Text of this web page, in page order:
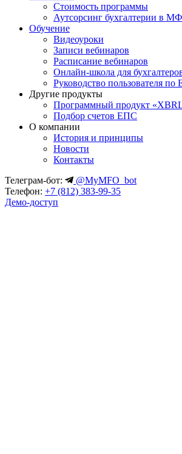
Стоимость программы
Аутсорсинг бухгалтерии в
Обучение
Видеоуроки
Записи вебинаров
Расписание вебинаров
Онлайн-школа для
Руководство пользователя
Другие продукты
Программный продукт
Подбор счетов ЕПС
О компании
История и принципы
Новости
Контакты
Телеграм-бот:
@MyMFO_bot
Телефон: +7 (812) 383-99-35
Демо-доступ